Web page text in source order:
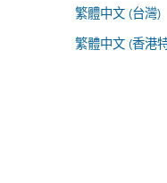
繁體中文 (台灣)
繁體中文 (香港